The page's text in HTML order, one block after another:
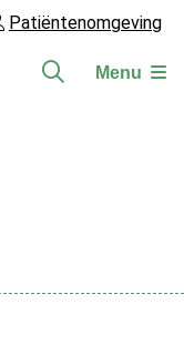
Patiëntenomgeving
Menu